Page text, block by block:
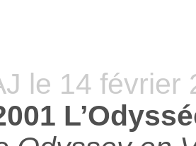
le 14 février